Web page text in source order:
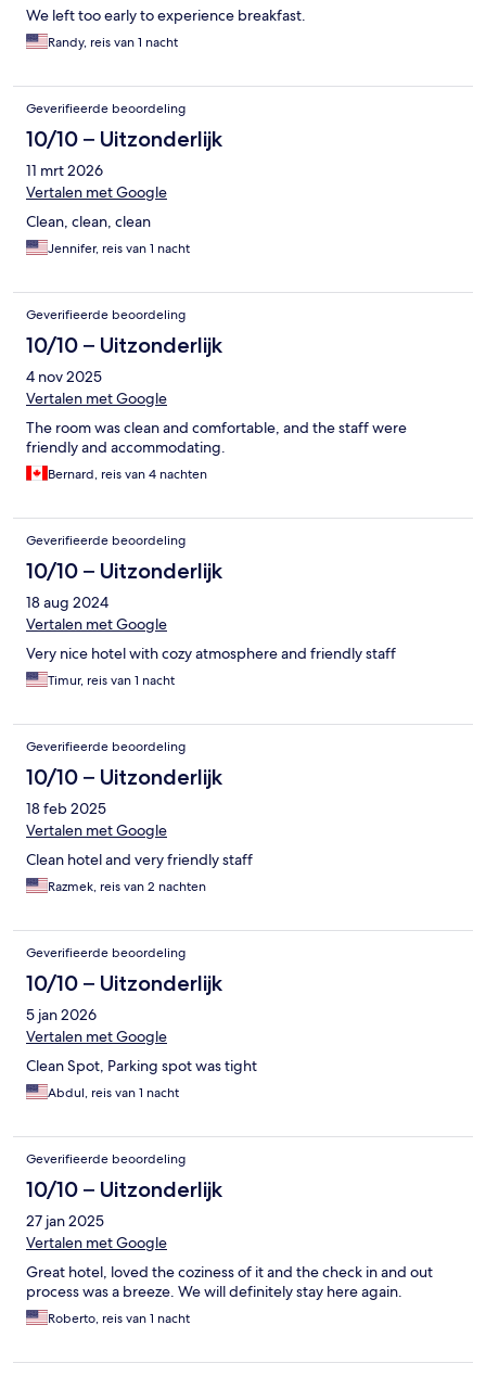
We left too early to experience breakfast.
Randy, reis van 1 nacht
Geverifieerde beoordeling
10/10 – Uitzonderlijk
11 mrt 2026
Vertalen met Google
Clean, clean, clean
Jennifer, reis van 1 nacht
Geverifieerde beoordeling
10/10 – Uitzonderlijk
4 nov 2025
Vertalen met Google
The room was clean and comfortable, and the staff were
friendly and accommodating.
Bernard, reis van 4 nachten
Geverifieerde beoordeling
10/10 – Uitzonderlijk
18 aug 2024
Vertalen met Google
Very nice hotel with cozy atmosphere and friendly staff
Timur, reis van 1 nacht
Geverifieerde beoordeling
10/10 – Uitzonderlijk
18 feb 2025
Vertalen met Google
Clean hotel and very friendly staff
Razmek, reis van 2 nachten
Geverifieerde beoordeling
10/10 – Uitzonderlijk
5 jan 2026
Vertalen met Google
Clean Spot, Parking spot was tight
Abdul, reis van 1 nacht
Geverifieerde beoordeling
10/10 – Uitzonderlijk
27 jan 2025
Vertalen met Google
Great hotel, loved the coziness of it and the check in and out
process was a breeze. We will definitely stay here again.
Roberto, reis van 1 nacht